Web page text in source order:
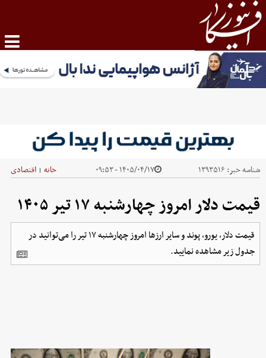
شناسه خبر: ۱۳۹۳۵۱۶ ۱۴۰۵/۰۴/۱۷ - ۰۹:۵۳ خانه | اقتصادی
قیمت دلار امروز چهارشنبه ۱۷ تیر ۱۴۰۵
قیمت دلار، یورو، پوند و سایر ارز‌ها امروز چهارشنبه ۱۷ تیر را می‌توانید در
جدول زیر مشاهده نمایید.